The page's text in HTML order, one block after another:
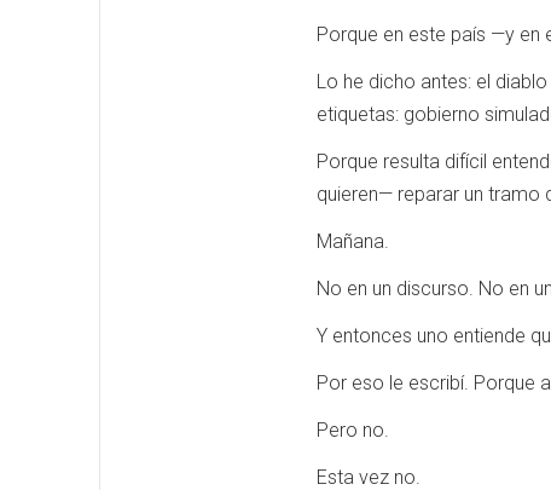
Porque en este país —y en
Lo he dicho antes: el
etiquetas: gobierno
Porque resulta difícil
quieren— reparar un tramo
Mañana.
No en un discurso. No en
Y entonces uno entiende
Por eso le escribí. Porque
Pero no.
Esta vez no.